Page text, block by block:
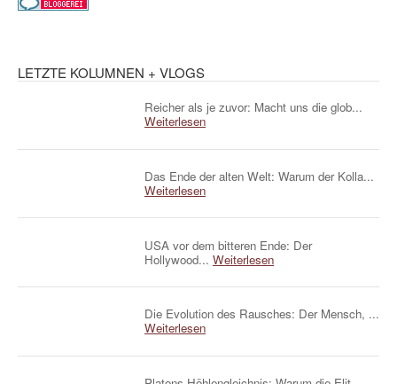
LETZTE KOLUMNEN + VLOGS
Reicher als je zuvor: Macht uns die glob...
Weiterlesen
Das Ende der alten Welt: Warum der Kolla...
Weiterlesen
USA vor dem bitteren Ende: Der
Hollywood... Weiterlesen
Die Evolution des Rausches: Der Mensch, ...
Weiterlesen